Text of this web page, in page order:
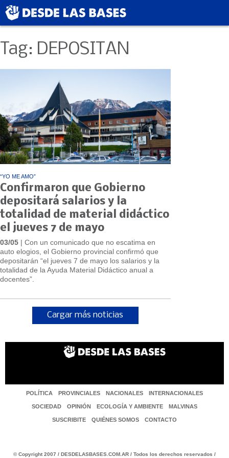
Tag: DEPOSITAN
“YO ME AMO”
Confirmaron que Gobierno
depositará salarios y la
totalidad de material didáctico
el jueves 7 de mayo
03/05 | Con un comunicado que no escatima en
auto elogios, el Gobierno provincial confirmó que
depositarán “el jueves 7 de mayo los salarios y la
totalidad de la Ayuda Material Didáctico anual a
docentes”.
Cargar más noticias
POLÍTICA PROVINCIALES NACIONALES INTERNACIONALES
SOCIEDAD OPINIÓN ECOLOGÍA Y AMBIENTE MALVINAS
SUSCRIBITE QUIÉNES SOMOS CONTACTO
© Copyright 2007 / DESDELASBASES.COM.AR / Todos los derechos reservados /